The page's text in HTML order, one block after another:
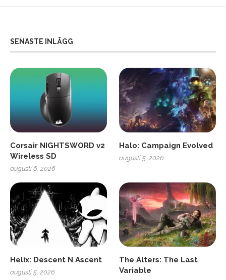
SENASTE INLÄGG
Corsair NIGHTSWORD v2
Wireless SD
augusti 6, 2026
Halo: Campaign Evolved
augusti 5, 2026
Helix: Descent N Ascent
augusti 5, 2026
The Alters: The Last
Variable